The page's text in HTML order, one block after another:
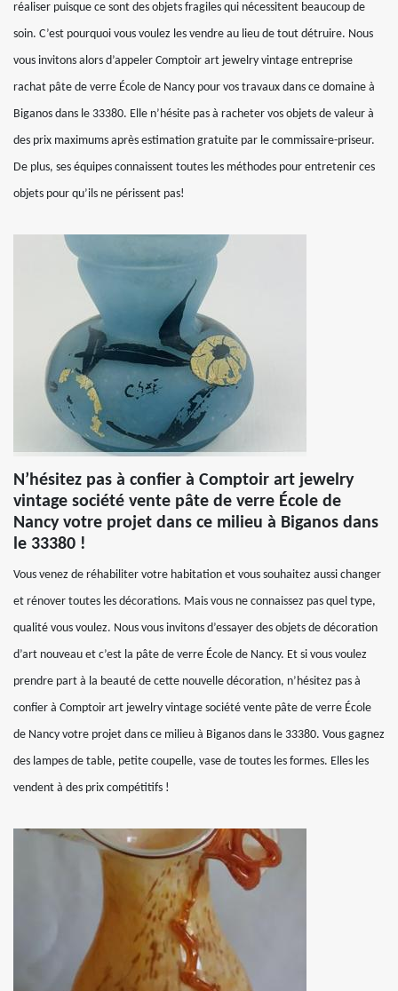
réaliser puisque ce sont des objets fragiles qui nécessitent beaucoup de
soin. C’est pourquoi vous voulez les vendre au lieu de tout détruire. Nous
vous invitons alors d’appeler Comptoir art jewelry vintage entreprise
rachat pâte de verre École de Nancy pour vos travaux dans ce domaine à
Biganos dans le 33380. Elle n’hésite pas à racheter vos objets de valeur à
des prix maximums après estimation gratuite par le commissaire-priseur.
De plus, ses équipes connaissent toutes les méthodes pour entretenir ces
objets pour qu’ils ne périssent pas!
N’hésitez pas à confier à Comptoir art jewelry
vintage société vente pâte de verre École de
Nancy votre projet dans ce milieu à Biganos dans
le 33380 !
Vous venez de réhabiliter votre habitation et vous souhaitez aussi changer
et rénover toutes les décorations. Mais vous ne connaissez pas quel type,
qualité vous voulez. Nous vous invitons d’essayer des objets de décoration
d’art nouveau et c’est la pâte de verre École de Nancy. Et si vous voulez
prendre part à la beauté de cette nouvelle décoration, n’hésitez pas à
confier à Comptoir art jewelry vintage société vente pâte de verre École
de Nancy votre projet dans ce milieu à Biganos dans le 33380. Vous gagnez
des lampes de table, petite coupelle, vase de toutes les formes. Elles les
vendent à des prix compétitifs !